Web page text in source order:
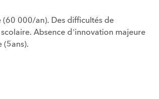
(60 000/an). Des difficultés de
Absence d’innovation majeure
(5ans).